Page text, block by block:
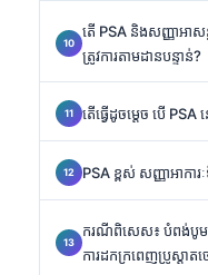
តើ PSA និងសញ្ញាអា
ត្រូវការតាមដានបន្ទាន់?
តើធ្វើដូចម្តេច បើ
PSA ខ្ពស់ សញ្ញាអាកា
ករណីពិសេស៖ បំពង់បូ
ការដកក្រពេញប្រូស្តាត